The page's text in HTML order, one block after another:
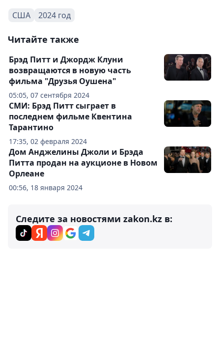
США 2024 год
Читайте также
05:05, 07 сентября 2024
Брэд Питт и Джордж Клуни
возвращаются в новую часть
фильма "Друзья Оушена"
17:35, 02 февраля 2024
СМИ: Брэд Питт сыграет в
последнем фильме Квентина
Тарантино
00:56, 18 января 2024
Дом Анджелины Джоли и Брэда
Питта продан на аукционе в Новом
Орлеане
Следите за новостями zakon.kz в: